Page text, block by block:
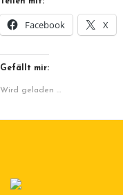
Facebook X
Gefällt mir:
Wird geladen …